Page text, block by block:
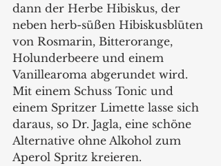
dann der Herbe Hibiskus, der
neben herb-süßen Hibiskusblüten
von Rosmarin, Bitterorange,
Holunderbeere und einem
Vanillearoma abgerundet wird.
Mit einem Schuss Tonic und
einem Spritzer Limette lasse sich
daraus, so Dr. Jagla, eine schöne
Alternative ohne Alkohol zum
Aperol Spritz kreieren.